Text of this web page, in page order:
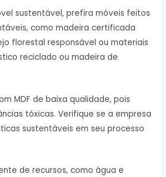
sustentável, prefira móveis feitos
como madeira certificada
florestal responsável ou materiais
reciclado ou madeira de
MDF de baixa qualidade, pois
tóxicas. Verifique se a empresa
sustentáveis em seu processo
de recursos, como água e